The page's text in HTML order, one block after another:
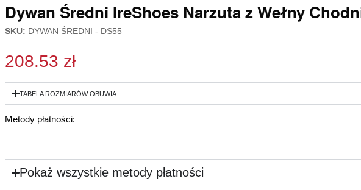
Dywan Średni IreShoes Narzuta z Wełny
SKU: DYWAN ŚREDNI - DS55
208.53 zł
TABELA ROZMIARÓW OBUWIA
Metody płatności:
Pokaż wszystkie metody płatności